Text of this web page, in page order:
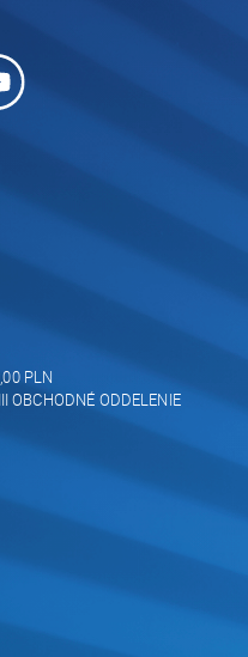
PLN
OBCHODNÉ ODDELENIE